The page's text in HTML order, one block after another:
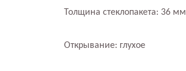
Толщина стеклопакета: 36 мм
Открывание: глухое